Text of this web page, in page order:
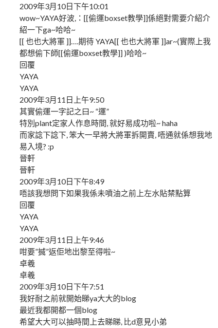
2009年3月10日下午10:01
wow~YAYA好波,：[[偷運boxset教學]]係絕對需要介紹介
紹一下ga~哈哈~
[[ 也也大將軍 ]]….期待 YAYA[[ 也也大將軍 ]]ar~(實際上我
都想偷下師[[偷運boxset教學]] )哈哈~
回覆
YAYA
YAYA
2009年3月11日上午9:50
其實偷運一字記之曰~ “運”
特別plant定家人作息時間, 就好易成功啦~ haha
而家諗下諗下, 笨大一早將大將軍拆開賣, 唔通就係想我地
易入境? :p
晉軒
晉軒
2009年3月10日下午8:49
唔該我想問下如果我係未噴油之前上左水貼禁點算
回覆
YAYA
YAYA
2009年3月11日上午9:46
咁要”搣”返佢地出黎至得啦~
卓羲
卓羲
2009年3月10日下午7:51
我好耐之前就開始睇ya大大的blog
最近我都開都一個blog
希望大大可以抽時間上去睇睇, 比d意見小弟